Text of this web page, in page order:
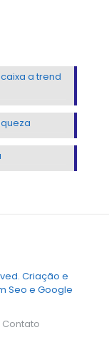
a trend
Criação e
Seo e Google
Contato